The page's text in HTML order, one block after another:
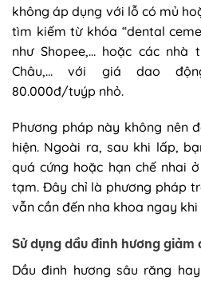
không áp dụng với lỗ có mủ
tìm kiếm từ khóa “dental
như Shopee,… hoặc các nhà
Châu,… với giá dao
80.000đ/tuýp nhỏ.
Phương pháp này không nên
hiện. Ngoài ra, sau khi lấp,
quá cứng hoặc hạn chế nhai
tạm. Đây chỉ là phương pháp
vẫn cần đến nha khoa ngay khi
Sử dụng dầu đinh hương giảm
Dầu đinh hương sâu răng